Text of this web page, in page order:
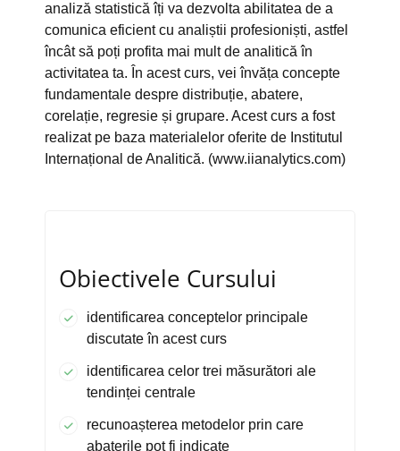
analiză statistică îți va dezvolta abilitatea de a
comunica eficient cu analiștii profesioniști, astfel
încât să poți profita mai mult de analitică în
activitatea ta. În acest curs, vei învăța concepte
fundamentale despre distribuție, abatere,
corelație, regresie și grupare. Acest curs a fost
realizat pe baza materialelor oferite de Institutul
Internațional de Analitică. (www.iianalytics.com)
Obiectivele Cursului
identificarea conceptelor principale
discutate în acest curs
identificarea celor trei măsurători ale
tendinței centrale
recunoașterea metodelor prin care
abaterile pot fi indicate